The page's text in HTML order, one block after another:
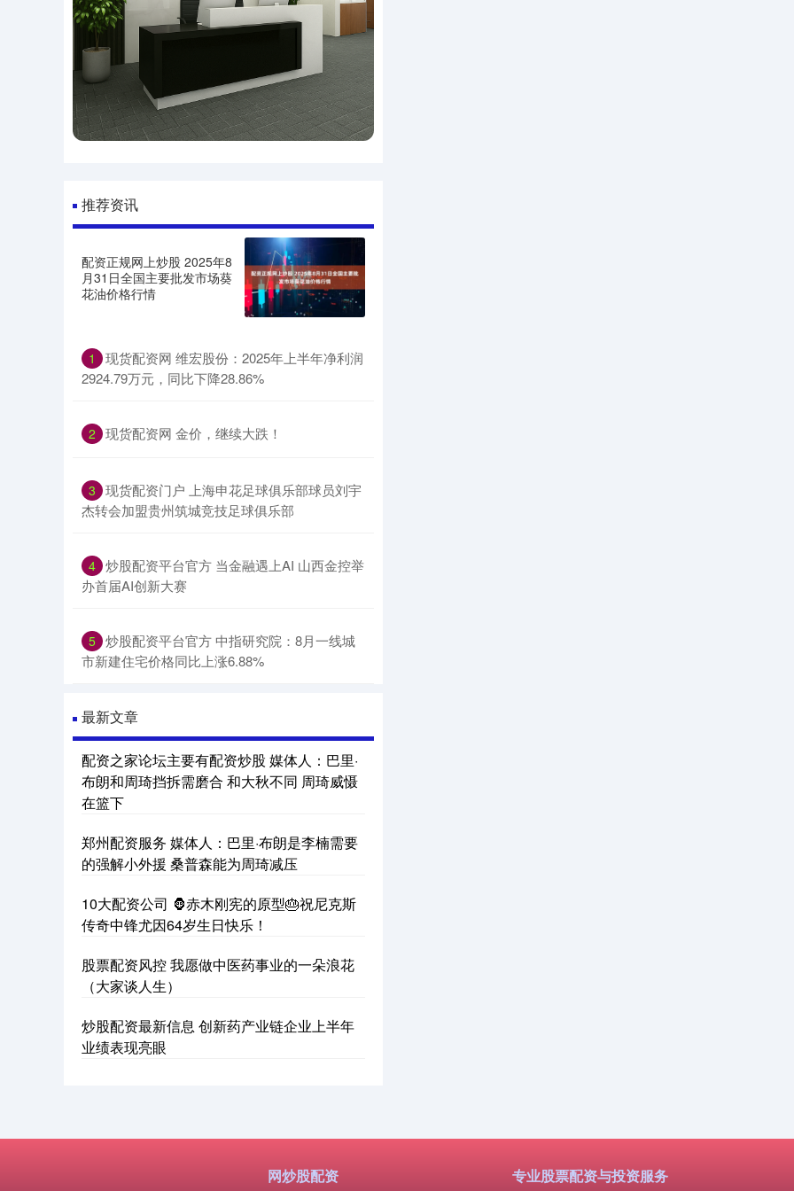
推荐资讯
配资正规网上炒股 2025年8
月31日全国主要批发市场葵
花油价格行情
1
现货配资网 维宏股份：2025年上半年净利润
2924.79万元，同比下降28.86%
2 现货配资网 金价，继续大跌！
3 现货配资门户 上海申花足球俱乐部球员刘宇
杰转会加盟贵州筑城竞技足球俱乐部
4 炒股配资平台官方 当金融遇上AI 山西金控举
办首届AI创新大赛
5 炒股配资平台官方 中指研究院：8月一线城
市新建住宅价格同比上涨6.88%
最新文章
配资之家论坛主要有配资炒股 媒体人：巴里·
布朗和周琦挡拆需磨合 和大秋不同 周琦威慑
在篮下
郑州配资服务 媒体人：巴里·布朗是李楠需要
的强解小外援 桑普森能为周琦减压
10大配资公司 🦍赤木刚宪的原型🎂祝尼克斯
传奇中锋尤因64岁生日快乐！
股票配资风控 我愿做中医药事业的一朵浪花
（大家谈人生）
炒股配资最新信息 创新药产业链企业上半年
业绩表现亮眼
网炒股配资 专业股票配资与投资服务